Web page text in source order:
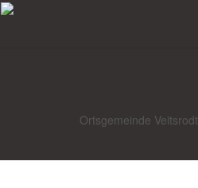
Ortsgemeinde Veitsrodt